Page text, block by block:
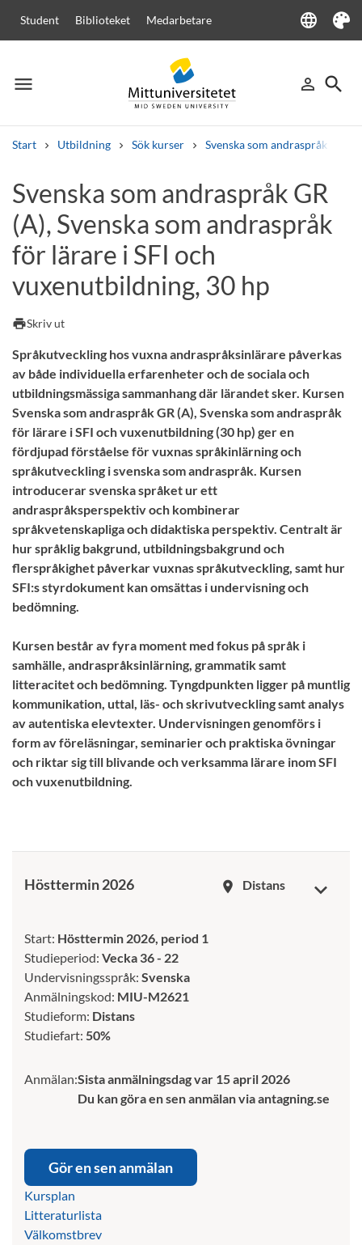
Student Biblioteket Medarbetare language
Language
Tema
menu
Meny person_outline
Logga in
search
Sök
Start Utbildning Sök kurser Svenska som andraspråk
Andra söktjänster
Kurser och program Kursplaner Välkomstbrev Personal
Lediga jobb
Svenska som andraspråk GR
(A), Svenska som andraspråk
för lärare i SFI och
vuxenutbildning, 30 hp
printSkriv ut
Språkutveckling hos vuxna andraspråksinlärare påverkas
av både individuella erfarenheter och de sociala och
utbildningsmässiga sammanhang där lärandet sker. Kursen
Svenska som andraspråk GR (A), Svenska som andraspråk
för lärare i SFI och vuxenutbildning (30 hp) ger en
fördjupad förståelse för vuxnas språkinlärning och
språkutveckling i svenska som andraspråk. Kursen
introducerar svenska språket ur ett
andraspråksperspektiv och kombinerar
språkvetenskapliga och didaktiska perspektiv. Centralt är
hur språklig bakgrund, utbildningsbakgrund och
flerspråkighet påverkar vuxnas språkutveckling, samt hur
SFI:s styrdokument kan omsättas i undervisning och
bedömning.
Kursen består av fyra moment med fokus på språk i
samhälle, andraspråksinlärning, grammatik samt
litteracitet och bedömning. Tyngdpunkten ligger på muntlig
kommunikation, uttal, läs- och skrivutveckling samt analys
av autentiska elevtexter. Undervisningen genomförs i
form av föreläsningar, seminarier och praktiska övningar
och riktar sig till blivande och verksamma lärare inom SFI
och vuxenutbildning.
Hösttermin 2026 room Distans
Start: Hösttermin 2026, period 1
Studieperiod: Vecka 36 - 22
Undervisningsspråk: Svenska
Anmälningskod: MIU-M2621
Studieform: Distans
Studiefart: 50%
Anmälan:Sista anmälningsdag var 15 april 2026
Du kan göra en sen anmälan via antagning.se
Gör en sen anmälan
Kursplan
Litteraturlista
Välkomstbrev